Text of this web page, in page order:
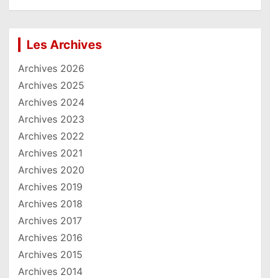
Les Archives
Archives 2026
Archives 2025
Archives 2024
Archives 2023
Archives 2022
Archives 2021
Archives 2020
Archives 2019
Archives 2018
Archives 2017
Archives 2016
Archives 2015
Archives 2014